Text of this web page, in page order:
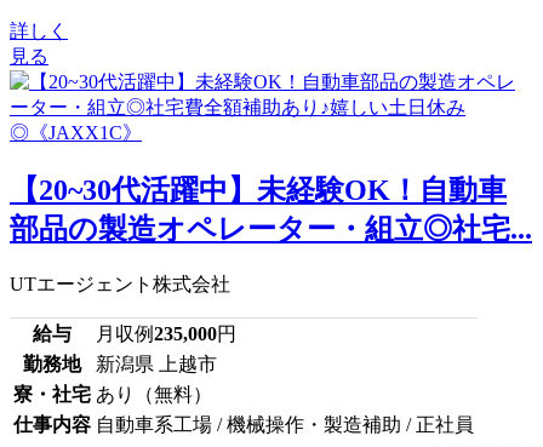
詳しく
見る
【20~30代活躍中】未経験OK！自動車
部品の製造オペレーター・組立◎社宅...
UTエージェント株式会社
給与 月収例235,000円
勤務地
新潟県 上越市
寮・社宅 あり（無料）
仕事内容 自動車系工場 / 機械操作・製造補助 / 正社員